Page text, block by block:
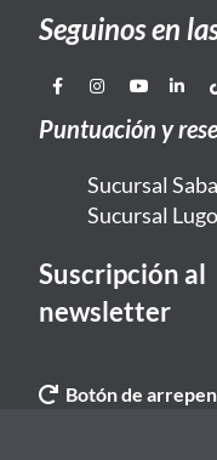
Seguinos en
Puntuación y
Sucursal
Sucursal
Suscripción al
newsletter
Botón de